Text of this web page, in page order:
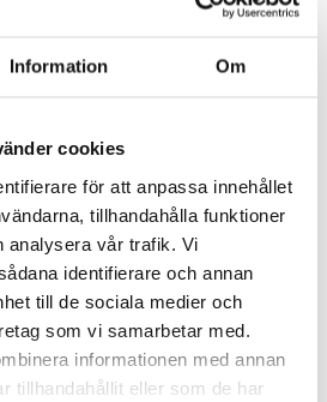
Information Om
cookies
för att anpassa innehållet
tillhandahålla funktioner
analysera vår trafik. Vi
identifierare och annan
till de sociala medier och
som vi samarbetar med.
informationen med annan
tillhandahållit eller som de har
Aquaplay LockBox
kr 559